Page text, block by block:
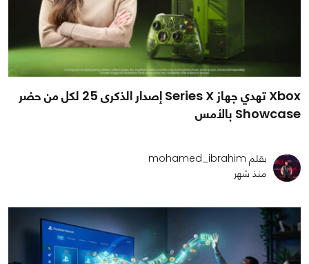
Xbox تهدي جهاز Series X إصدار الذكرى 25 لكل من حضر
Showcase بالأمس
بقلم mohamed_ibrahim
منذ شهر